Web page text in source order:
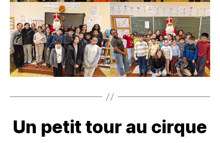
Un petit tour au cirque